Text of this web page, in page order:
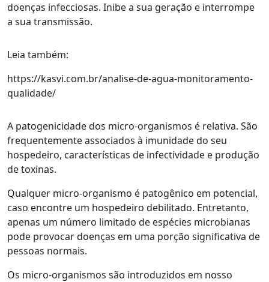
doenças infecciosas. Inibe a sua geração e interrompe
a sua transmissão.
Leia também:
https://kasvi.com.br/analise-de-agua-monitoramento-
qualidade/
A patogenicidade dos micro-organismos é relativa. São
frequentemente associados à imunidade do seu
hospedeiro, características de infectividade e produção
de toxinas.
Qualquer micro-organismo é patogênico em potencial,
caso encontre um hospedeiro debilitado. Entretanto,
apenas um número limitado de espécies microbianas
pode provocar doenças em uma porção significativa de
pessoas normais.
Os micro-organismos são introduzidos em nosso